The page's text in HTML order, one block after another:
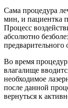
Сама процедура
мин, и пациентка
Процесс
абсолютно
предварительного
Во время
влагалище
необходимое
после данной
вернуться к